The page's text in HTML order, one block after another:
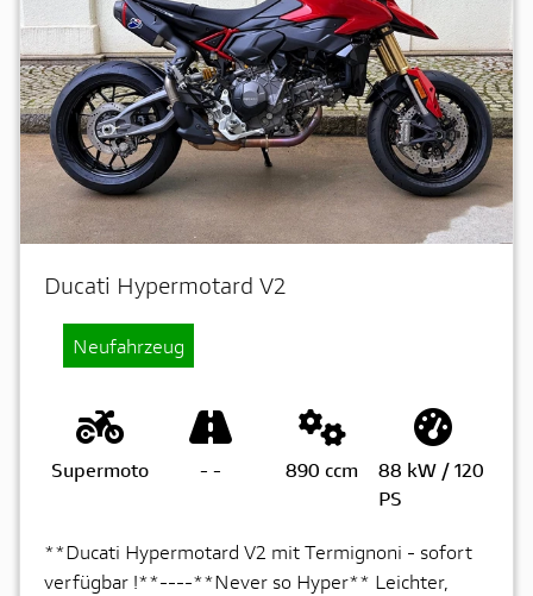
Ducati Hypermotard V2
Neufahrzeug
Supermoto - - 890 ccm
88 kW / 120
PS
**Ducati Hypermotard V2 mit Termignoni - sofort
verfügbar !**----**Never so Hyper** Leichter,